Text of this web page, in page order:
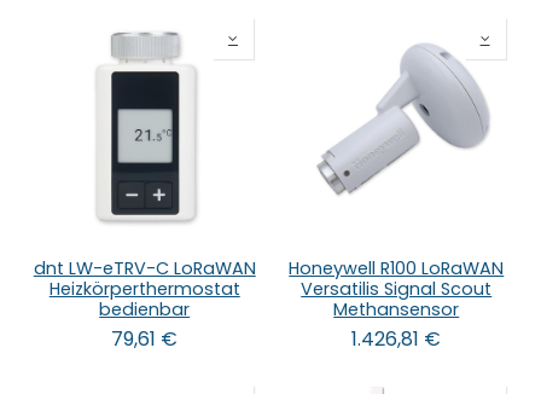
dnt LW-eTRV-C LoRaWAN
Heizkörperthermostat
bedienbar
79,61 €
Honeywell R100 LoRaWAN
Versatilis Signal Scout
Methansensor
1.426,81 €